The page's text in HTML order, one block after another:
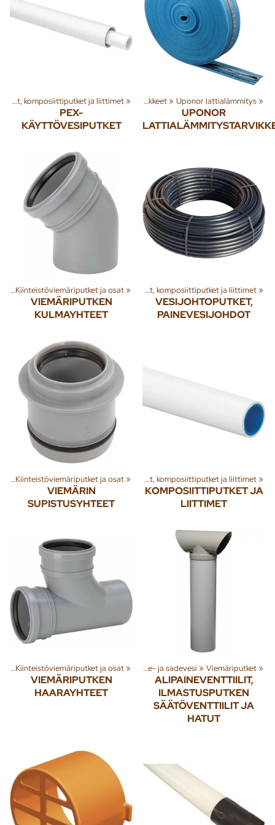
Käyttövesiputket, kupariputket, komposiittiputket ja liittimet‪»
PEX-
KÄYTTÖVESIPUTKET
‪» Lattialämmitysputket ja tarvikkeet‪» Uponor lattialämmitys‪»
UPONOR
‪» Kiinteistöviemäriputket ja osat‪»
VIEMÄRIPUTKEN
KULMAYHTEET
‪» Käyttövesiputket, kupariputket, komposiittiputket ja liittimet‪»
VESIJOHTOPUTKET,
PAINEVESIJOHDOT
‪» Kiinteistöviemäriputket ja osat‪»
VIEMÄRIN
SUPISTUSYHTEET
‪» Käyttövesiputket, kupariputket, komposiittiputket ja liittimet‪»
KOMPOSIITTIPUTKET JA
LIITTIMET
‪» Kiinteistöviemäriputket ja osat‪»
VIEMÄRIPUTKEN
HAARAYHTEET
Tuoteryhmiä ja tuotteita‪»Rakenna‪» Jäte- ja sadevesi ‪» Viemäriputket‪»
ALIPAINEVENTTIILIT,
ILMASTUSPUTKEN
SÄÄTÖVENTTIILIT JA
HATUT